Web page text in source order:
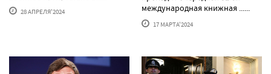
28 АПРЕЛЯ'2024
международная книжная ......
17 МАРТА'2024